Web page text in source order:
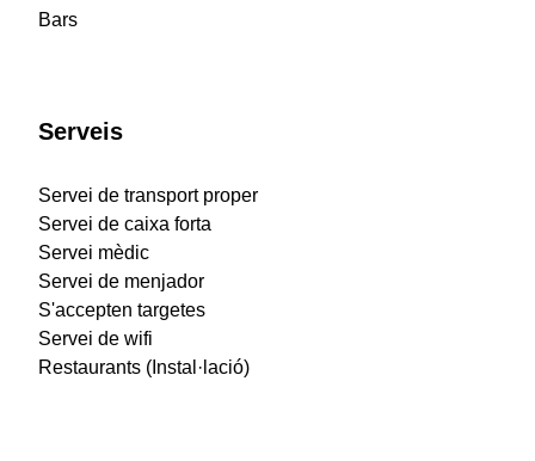
Bars
Serveis
Servei de transport proper
Servei de caixa forta
Servei mèdic
Servei de menjador
S'accepten targetes
Servei de wifi
Restaurants (Instal·lació)